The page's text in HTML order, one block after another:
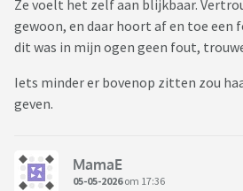
Ze voelt het zelf aan blijkbaar.
gewoon, en daar hoort af en toe een
dit was in mijn ogen geen fout,
Iets minder er bovenop zitten zou
geven.
MamaE
05-05-2026om 17:36